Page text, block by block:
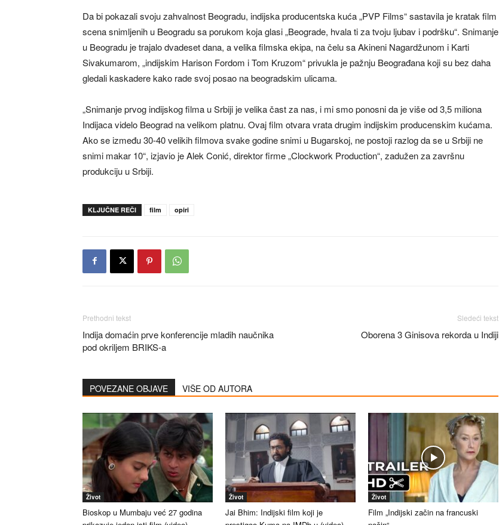
Da bi pokazali svoju zahvalnost Beogradu, indijska producentska kuća „PVP Films“ sastavila je kratak film
scena snimljenih u Beogradu sa porukom koja glasi „Beograde, hvala ti za tvoju ljubav i podršku“. Snimanje
u Beogradu je trajalo dvadeset dana, a velika filmska ekipa, na čelu sa Akineni Nagardžunom i Karti
Sivakumarom, „indijskim Harison Fordom i Tom Kruzom“ privukla je pažnju Beograđana koji su bez daha
gledali kaskadere kako rade svoj posao na beogradskim ulicama.
„Snimanje prvog indijskog filma u Srbiji je velika čast za nas, i mi smo ponosni da je više od 3,5 miliona
Indijaca videlo Beograd na velikom platnu. Ovaj film otvara vrata drugim indijskim producenskim kućama.
Ako se između 30-40 velikih filmova svake godine snimi u Bugarskoj, ne postoji razlog da se u Srbiji ne
snimi makar 10“, izjavio je Alek Conić, direktor firme „Clockwork Production“, zadužen za završnu
produkciju u Srbiji.
KLJUČNE REČI film opiri
Prethodni tekst
Indija domaćin prve konferencije mladih naučnika
pod okriljem BRIKS-a
Sledeći tekst
Oborena 3 Ginisova rekorda u Indiji
POVEZANE OBJAVE VIŠE OD AUTORA
Život
Bioskop u Mumbaju već 27 godina
Život
Jai Bhim: Indijski film koji je
Život
Film „Indijski začin na francuski